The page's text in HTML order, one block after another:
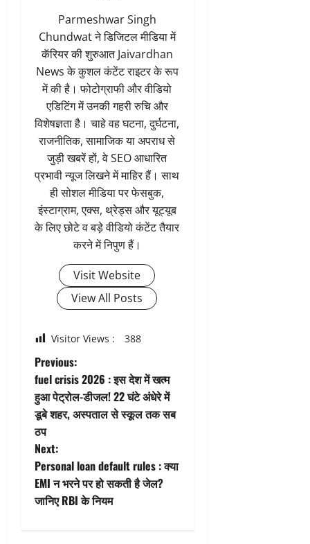
Parmeshwar Singh
Chundwat ने डिजिटल मीडिया में
कॅरियर की शुरुआत Jaivardhan
News के कुशल कंटेंट राइटर के रूप
में की है। फोटोग्राफी और वीडियो
एडिटिंग में उनकी गहरी रुचि और
विशेषज्ञता है। चाहे वह घटना, दुर्घटना,
राजनीतिक, सामाजिक या अपराध से
जुड़ी खबरें हों, वे SEO आधारित
प्रभावी न्यूज लिखने में माहिर हैं। साथ
ही सोशल मीडिया पर फेसबुक,
इंस्टाग्राम, एक्स, थ्रेड्स और यूट्यूब
के लिए छोटे व बड़े वीडियो कंटेंट तैयार
करने में निपुण हैं।
Visit Website
View All Posts
Visitor Views : 388
P
o
s
t
n
a
Previous:
fuel crisis 2026 : इस देश में खत्म
हुआ पेट्रोल-डीजल! 22 घंटे अंधेरे में
डूबे शहर, अस्पताल से स्कूल तक सब
ठप
Next:
Personal loan default rules : क्या
EMI न भरने पर हो सकती है जेल?
जानिए RBI के नियम